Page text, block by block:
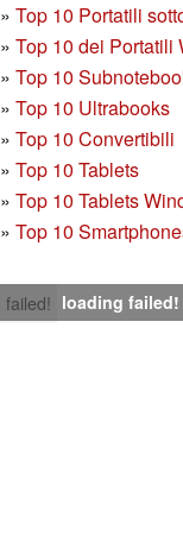
» Top 10 Portatili
» Top 10 dei Portatili
» Top 10
» Top 10 Ultrabooks
» Top 10 Convertibili
» Top 10 Tablets
» Top 10 Tablets
» Top 10
failed! loading failed!